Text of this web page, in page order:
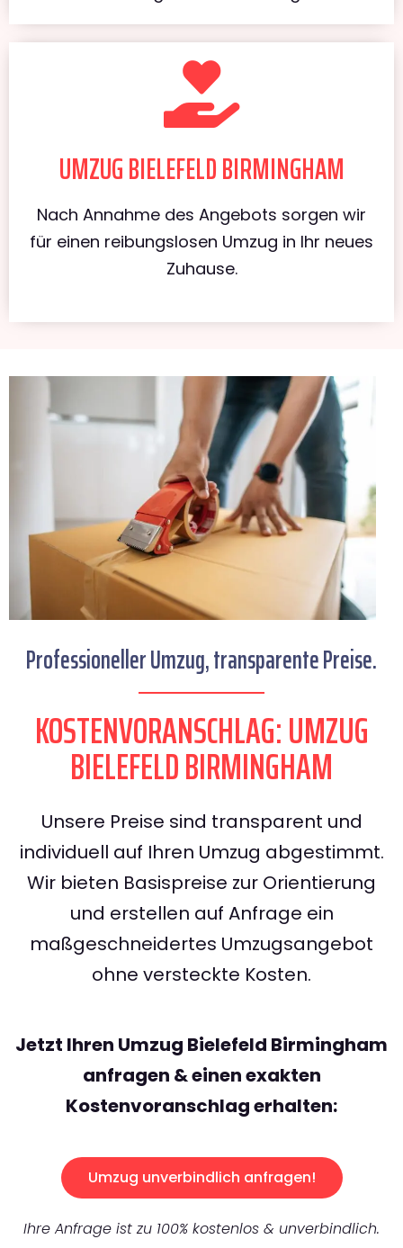
UMZUG BIELEFELD BIRMINGHAM
Nach Annahme des Angebots sorgen wir
für einen reibungslosen Umzug in Ihr neues
Zuhause.
Professioneller Umzug, transparente Preise.
KOSTENVORANSCHLAG: UMZUG
BIELEFELD BIRMINGHAM
Unsere Preise sind transparent und
individuell auf Ihren Umzug abgestimmt.
Wir bieten Basispreise zur Orientierung
und erstellen auf Anfrage ein
maßgeschneidertes Umzugsangebot
ohne versteckte Kosten.
Jetzt Ihren Umzug Bielefeld Birmingham
anfragen & einen exakten
Kostenvoranschlag erhalten:
Umzug unverbindlich anfragen!
Ihre Anfrage ist zu 100% kostenlos & unverbindlich.